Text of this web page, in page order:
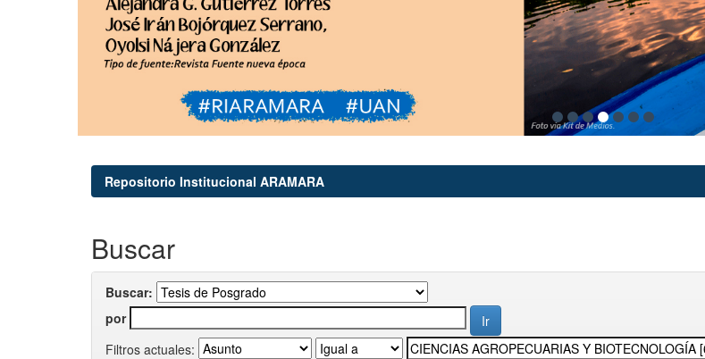
Repositorio Institucional ARAMARA
Buscar
Buscar:
por
Filtros actuales: